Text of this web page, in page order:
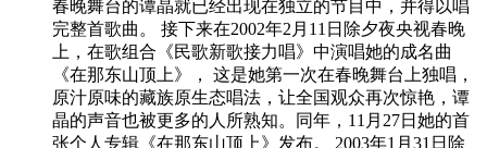
春晚舞台的谭晶就已经出现在独立的节目中，并得以唱
完整首歌曲。 接下来在2002年2月11日除夕夜央视春晚
上，在歌组合《民歌新歌接力唱》中演唱她的成名曲
《在那东山顶上》， 这是她第一次在春晚舞台上独唱，
原汁原味的藏族原生态唱法，让全国观众再次惊艳，谭
晶的声音也被更多的人所熟知。同年，11月27日她的首
张个人专辑《在那东山顶上》发布。 2003年1月31日除